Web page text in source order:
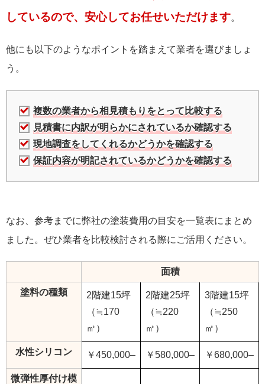
しているので、安心してお任せいただけます。
他にも以下のようなポイントを踏まえて業者を選びましょ
う。
複数の業者から相見積もりをとって比較する
見積書に内訳が明らかにされているか確認する
現地調査をしてくれるかどうかを確認する
保証内容が明記されているかどうかを確認する
なお、参考までに弊社の塗装費用の目安を一覧表にまとめ
ました。ぜひ業者を比較検討される際にご活用ください。
面積
塗料の種類
2階建15坪
（≒170
㎡）
2階建25坪
（≒220
㎡）
3階建15坪
（≒250
㎡）
水性シリコン ￥450,000– ￥580,000– ￥680,000–
微弾性厚付け模